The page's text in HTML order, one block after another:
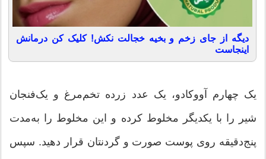
دیگه از جای زخم و بخیه خجالت نکش! کلیک کن درمانش
اینجاست
یک چهارم آووکادو، یک عدد زرده تخم‌مرغ و یک‌فنجان
شیر را با یکدیگر مخلوط کرده و این مخلوط را به‌مدت
پنج‌دقیقه روی پوست صورت و گردنتان قرار دهید. سپس